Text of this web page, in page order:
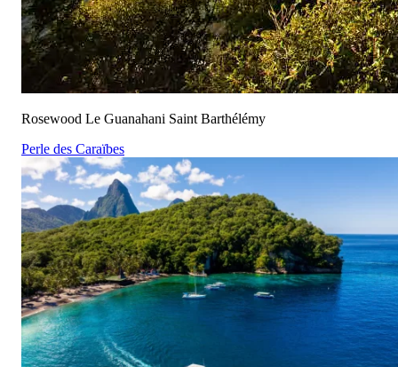
Rosewood Le Guanahani Saint Barthélémy
Perle des Caraïbes